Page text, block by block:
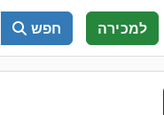
חפש למכירה